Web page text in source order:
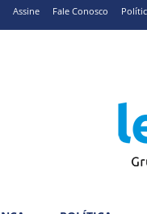
Assine Fale Conosco